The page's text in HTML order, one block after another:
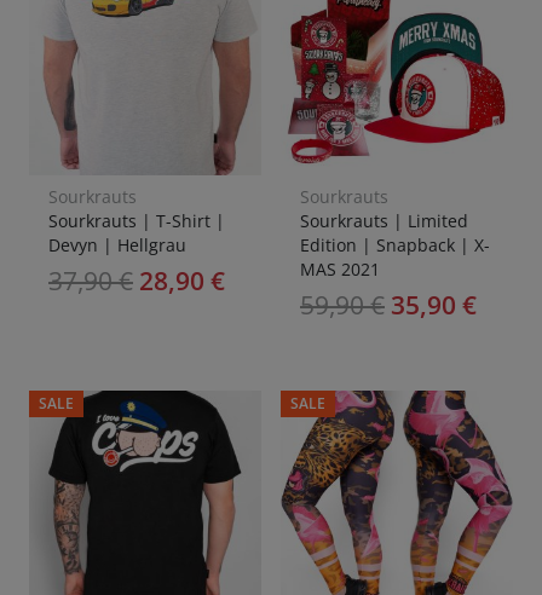
Sourkrauts
Sourkrauts | T-Shirt |
Devyn | Hellgrau
37,90€ 28,90 €
Sourkrauts
Sourkrauts | Limited
Edition | Snapback | X-
MAS 2021
59,90€ 35,90 €
SALE SALE